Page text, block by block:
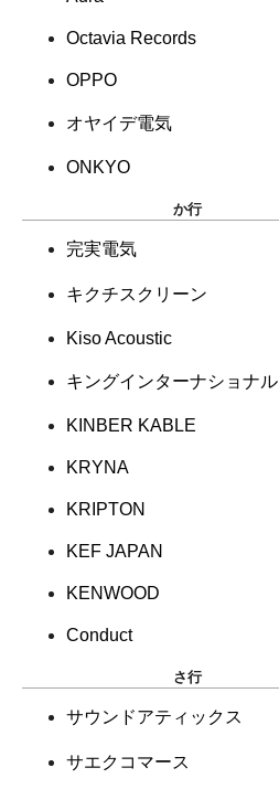
Octavia Records
OPPO
オヤイデ電気
ONKYO
か行
完実電気
キクチスクリーン
Kiso Acoustic
キングインターナショナル
KINBER KABLE
KRYNA
KRIPTON
KEF JAPAN
KENWOOD
Conduct
さ行
サウンドアティックス
サエクコマース